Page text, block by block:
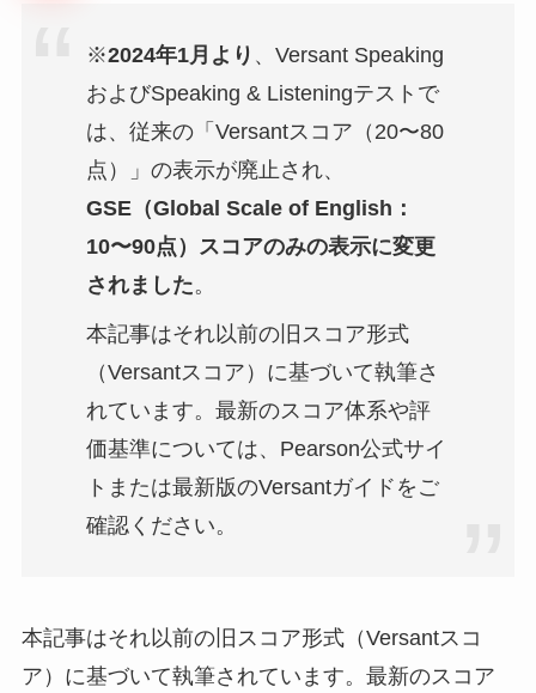
※2024年1月より 、Versant Speaking
およびSpeaking & Listeningテストで
は、従来の「Versantスコア（20〜80
点）」の表示が廃止され、
GSE（Global Scale of English：
10〜90点）スコアのみの表示に変更
されました。
本記事はそれ以前の旧スコア形式
（Versantスコア）に基づいて執筆さ
れています。最新のスコア体系や評
価基準については、Pearson公式サイ
トまたは最新版のVersantガイドをご
確認ください。
本記事はそれ以前の旧スコア形式（Versantスコ
ア）に基づいて執筆されています。最新のスコア